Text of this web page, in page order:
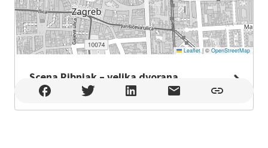
Leaflet |© OpenStreetMap
Scena Ribnjak – velika dvorana
Scena Ribnjak – velika dvorana , Zagreb